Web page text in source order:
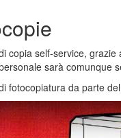
copia self-service,
sarà comunque
fotocopiatura da parte